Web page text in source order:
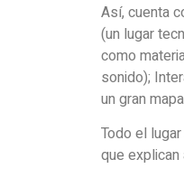
Así, cuenta
(un lugar
como
sonido);
un gran
Todo el
que